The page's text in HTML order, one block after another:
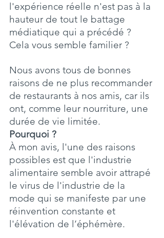
l'expérience réelle n'est pas à la
hauteur de tout le battage
médiatique qui a précédé ?
Cela vous semble familier ?
Nous avons tous de bonnes
raisons de ne plus recommander
de restaurants à nos amis, car ils
ont, comme leur nourriture, une
durée de vie limitée.
Pourquoi ?
À mon avis, l'une des raisons
possibles est que l'industrie
alimentaire semble avoir attrapé
le virus de l'industrie de la
mode qui se manifeste par une
réinvention constante et
l'élévation de l’éphémère.